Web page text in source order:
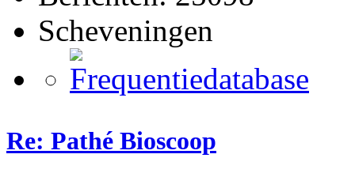
Scheveningen
Re: Pathé Bioscoop